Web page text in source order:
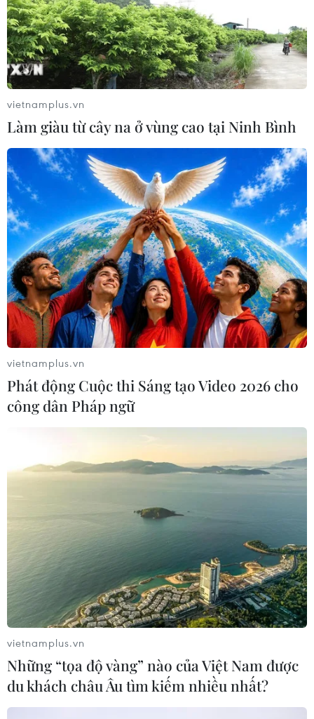
thỏa thuận hạt nhân
23/11/2019 06:54
Mặc dù tuyên bố rút khỏi thỏa thuận hạt nhân theo từng
giai đoạn, song ý định thực sự của Iran không phải là
hoàn toàn rút khỏi thỏa thuận này.
vietnamplus.vn
Làm giàu từ cây na ở vùng cao tại Ninh Bình
vietnamplus.vn
Phát động Cuộc thi Sáng tạo Video 2026 cho
công dân Pháp ngữ
vietnamplus.vn
Những “tọa độ vàng” nào của Việt Nam được
du khách châu Âu tìm kiếm nhiều nhất?